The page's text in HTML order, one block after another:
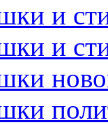
и
и